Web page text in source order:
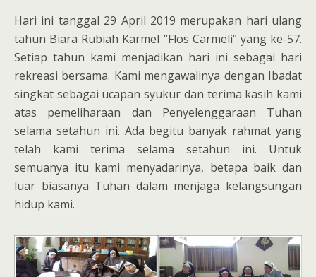
Hari ini tanggal 29 April 2019 merupakan hari ulang
tahun Biara Rubiah Karmel “Flos Carmeli” yang ke-57.
Setiap tahun kami menjadikan hari ini sebagai hari
rekreasi bersama. Kami mengawalinya dengan Ibadat
singkat sebagai ucapan syukur dan terima kasih kami
atas pemeliharaan dan Penyelenggaraan Tuhan
selama setahun ini. Ada begitu banyak rahmat yang
telah kami terima selama setahun ini. Untuk
semuanya itu kami menyadarinya, betapa baik dan
luar biasanya Tuhan dalam menjaga kelangsungan
hidup kami.